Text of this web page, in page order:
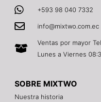
+593 98 040 7332
info@mixtwo.com.ec
Ventas por mayor
Lunes a Viernes
SOBRE MIXTWO
Nuestra historia